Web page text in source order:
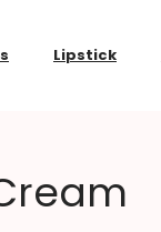
Lipstick